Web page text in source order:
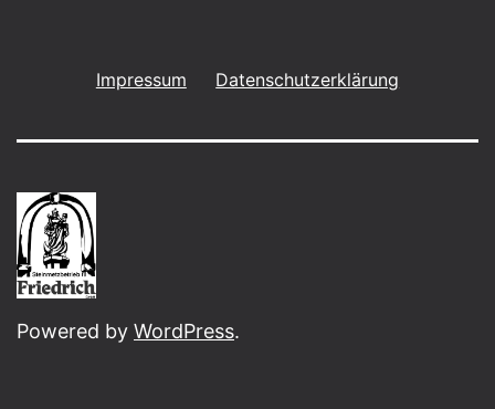
Impressum Datenschutzerklärung
Powered by WordPress.